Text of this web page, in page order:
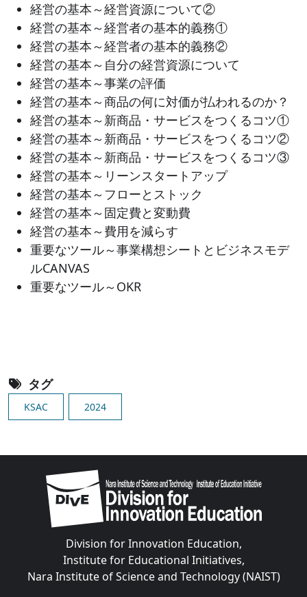
経営の基本～経営資源について②
経営の基本～経営者の基本的義務①
経営の基本～経営者の基本的義務②
経営の基本～自分の経営資源について
経営の基本～事業の評価
経営の基本～商品の何に対価が払われるのか？
経営の基本～新商品・サービスをつくるコツ①
経営の基本～新商品・サービスをつくるコツ②
経営の基本～新商品・サービスをつくるコツ③
経営の基本～リーンスタートアップ
経営の基本～フローとストック
経営の基本～固定費と変動費
経営の基本～費用を減らす
重要なツール～事業構想シートとビジネスモデ
ルCANVAS
重要なツール～OKR
タグ
KSAC 2024
Image
Division for Innovation Education,
Institute for Educational Initiatives,
Nara Institute of Science and Technology (NAIST)